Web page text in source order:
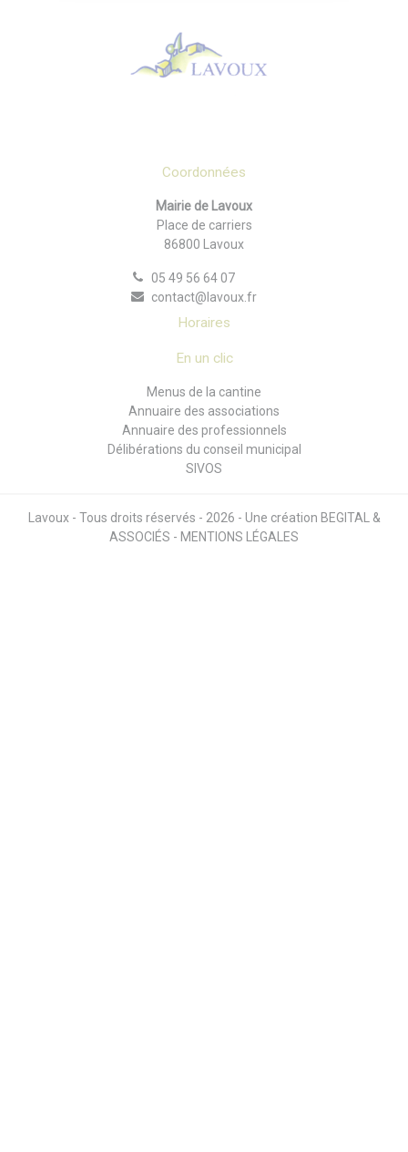
Coordonnées
Mairie de Lavoux
Place de carriers
86800 Lavoux
05 49 56 64 07
contact@lavoux.fr
Horaires
En un clic
Menus de la cantine
Annuaire des associations
Annuaire des professionnels
Délibérations du conseil municipal
SIVOS
Lavoux - Tous droits réservés - 2026 - Une création BEGITAL &
ASSOCIÉS - MENTIONS LÉGALES